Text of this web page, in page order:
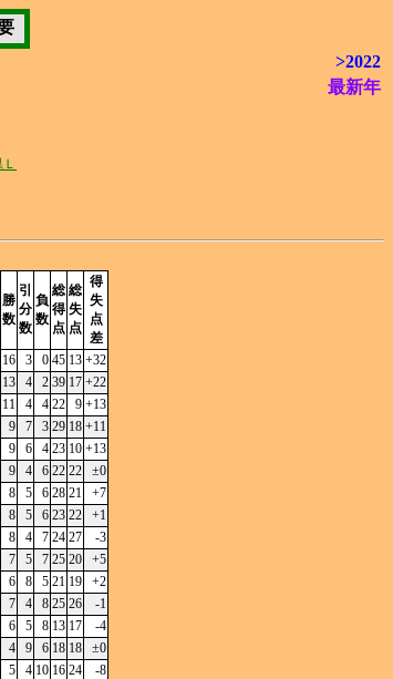
>2022
最新年
勝
数
引
分
数
負
数
総
得
点
総
失
点
得
失
点
差
16 3 0 45 13 +32
13 4 2 39 17 +22
11 4 4 22 9 +13
9 7 3 29 18 +11
9 6 4 23 10 +13
9 4 6 22 22
±0
8 5 6 28 21
+7
8 5 6 23 22
+1
8 4 7 24 27
-3
7 5 7 25 20
+5
6 8 5 21 19
+2
7 4 8 25 26
-1
6 5 8 13 17
-4
4 9 6 18 18
±0
5 4 10 16 24
-8